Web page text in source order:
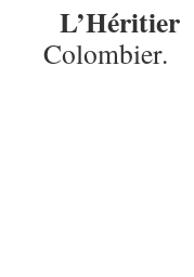
L’Héritier
Colombier.